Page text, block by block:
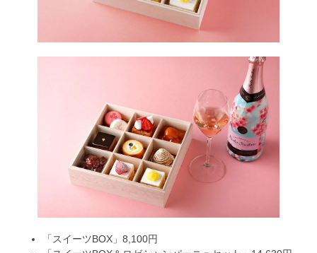
「スイーツBOX」8,100円